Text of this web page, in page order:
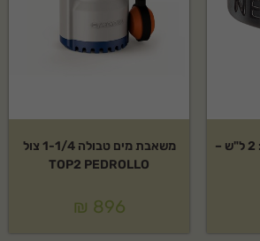
טפטפת נעץ נטפים דגם: 2 ל"ש –
משאבת מים טבולה 1-1/4 צול
TOP2 PEDROLLO
₪ 896